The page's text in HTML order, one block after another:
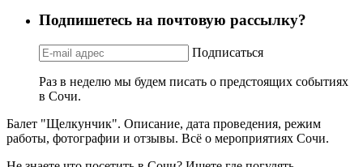
Подпишетесь на почтовую рассылку?
Подписаться
Раз в неделю мы будем писать о предстоящих событиях
в Сочи.
Балет "Щелкунчик". Описание, дата проведения, режим
работы, фотографии и отзывы. Всё о мероприятиях Сочи.